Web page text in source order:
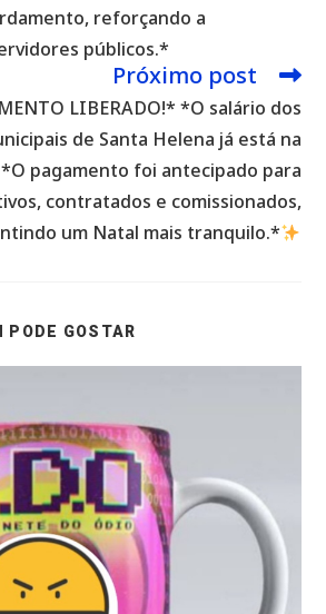
reforçando a
públicos.*
Próximo post
LIBERADO!* *O salário dos
de Santa Helena já está na
pagamento foi antecipado para
contratados e comissionados,
um Natal mais tranquilo.*
PODE GOSTAR